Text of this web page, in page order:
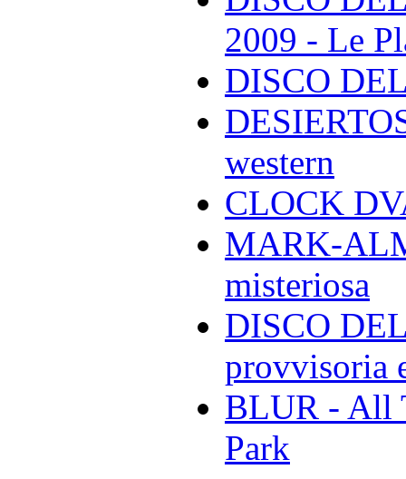
2009 - Le
DISCO
western
CLOCK
MARK-
misteriosa
DISCO
provvisoria
BLUR - All
Park